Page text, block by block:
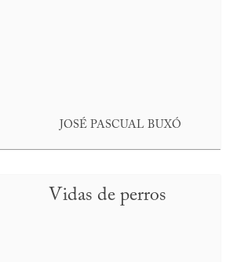
JOSÉ PASCUAL BUXÓ
Vidas de perros